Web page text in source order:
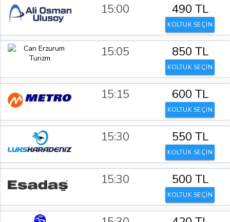
15:00 490 TL
KOLTUK SEÇİN
15:05 850 TL
KOLTUK SEÇİN
15:15 600 TL
KOLTUK SEÇİN
15:30 550 TL
KOLTUK SEÇİN
15:30 500 TL
KOLTUK SEÇİN